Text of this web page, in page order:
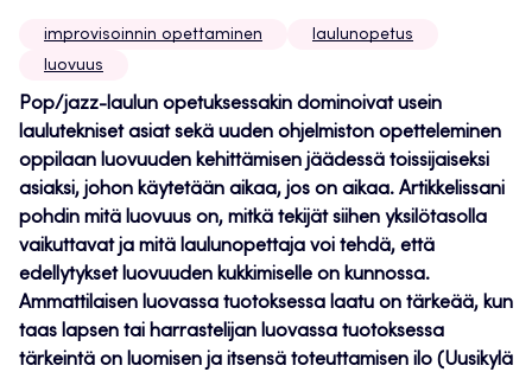
improvisoinnin opettaminen
laulunopetus
luovuus
Pop/jazz-laulun opetuksessakin dominoivat usein
laulutekniset asiat sekä uuden ohjelmiston opetteleminen
oppilaan luovuuden kehittämisen jäädessä toissijaiseksi
asiaksi, johon käytetään aikaa, jos on aikaa. Artikkelissani
pohdin mitä luovuus on, mitkä tekijät siihen yksilötasolla
vaikuttavat ja mitä laulunopettaja voi tehdä, että
edellytykset luovuuden kukkimiselle on kunnossa.
Ammattilaisen luovassa tuotoksessa laatu on tärkeää, kun
taas lapsen tai harrastelijan luovassa tuotoksessa
tärkeintä on luomisen ja itsensä toteuttamisen ilo (Uusikylä